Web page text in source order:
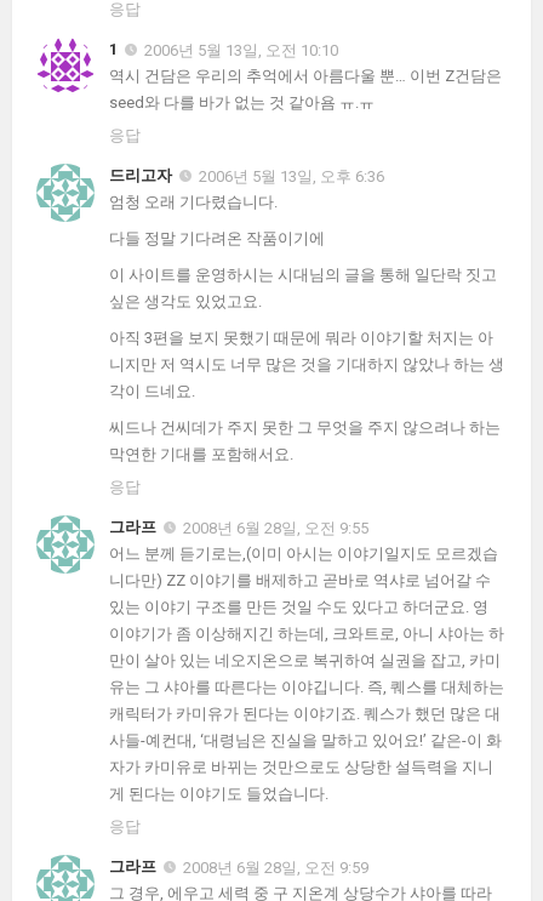
응답
1
2006년 5월 13일, 오전 10:10
역시 건담은 우리의 추억에서 아름다울 뿐… 이번 Z건담은
seed와 다를 바가 없는 것 같아욤 ㅠ.ㅠ
응답
드리고자
2006년 5월 13일, 오후 6:36
엄청 오래 기다렸습니다.
다들 정말 기다려온 작품이기에
이 사이트를 운영하시는 시대님의 글을 통해 일단락 짓고
싶은 생각도 있었고요.
아직 3편을 보지 못했기 때문에 뭐라 이야기할 처지는 아
니지만 저 역시도 너무 많은 것을 기대하지 않았나 하는 생
각이 드네요.
씨드나 건씨데가 주지 못한 그 무엇을 주지 않으려나 하는
막연한 기대를 포함해서요.
응답
그라프
2008년 6월 28일, 오전 9:55
어느 분께 듣기로는,(이미 아시는 이야기일지도 모르겠습
니다만) ZZ 이야기를 배제하고 곧바로 역샤로 넘어갈 수
있는 이야기 구조를 만든 것일 수도 있다고 하더군요. 영
이야기가 좀 이상해지긴 하는데, 크와트로, 아니 샤아는 하
만이 살아 있는 네오지온으로 복귀하여 실권을 잡고, 카미
유는 그 샤아를 따른다는 이야깁니다. 즉, 퀘스를 대체하는
캐릭터가 카미유가 된다는 이야기죠. 퀘스가 했던 많은 대
사들-예컨대, ‘대령님은 진실을 말하고 있어요!’ 같은-이 화
자가 카미유로 바뀌는 것만으로도 상당한 설득력을 지니
게 된다는 이야기도 들었습니다.
응답
그라프
2008년 6월 28일, 오전 9:59
그 경우, 에우고 세력 중 구 지온계 상당수가 샤아를 따라